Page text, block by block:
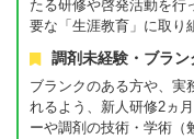
たる研修や啓発活動を行
要な「生涯教育」に取り
調剤未経験・ブラン
ブランクのある方や、実
れるよう、新人研修2ヵ
ーや調剤の技術・学術（